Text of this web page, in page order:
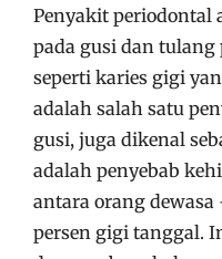
Penyakit periodontal
pada gusi dan
seperti karies gigi
adalah salah satu
gusi, juga dikenal
adalah penyebab
antara orang
persen gigi tanggal.